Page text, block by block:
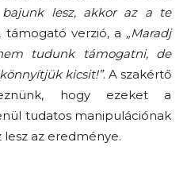
lesz, akkor az a te
verzió, a „Maradj
tudunk támogatni, de
kicsit!”. A szakértő
hogy ezeket a
tudatos manipulációnak
lesz az eredménye.